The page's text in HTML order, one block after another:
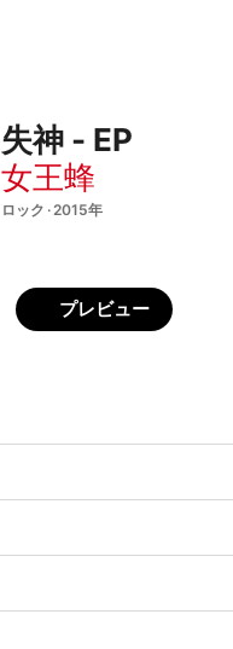
失神 - EP
女王蜂
ロック · 2015年
プレビュー